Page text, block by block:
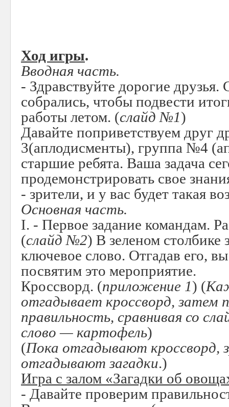
Ход игры.
Вводная часть.
- Здравствуйте дорогие друзья.
собрались, чтобы подвести
работы летом. (слайд №1)
Давайте поприветствуем друг
3(аплодисменты), группа №4
старшие ребята. Ваша задача
продемонстрировать свое
- зрители, и у вас будет такая
Основная часть.
I. - Первое задание командам.
(слайд №2) В зеленом
ключевое слово. Отгадав его,
посвятим это мероприятие.
Кроссворд. (приложение 1) (
отгадывает кроссворд, затем
правильность, сравнивая со
слово — картофель)
(Пока отгадывают кроссворд,
отгадывают загадки.)
Игра с залом «Загадки об
- Давайте проверим